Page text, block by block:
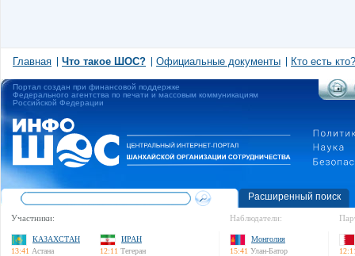
Главная Что такое ШОС? Официальные документы Кто есть кто?
Портал создан при финансовой поддержке
Федерального агентства по печати и массовым коммуникациям
Российской Федерации
Расширенный поиск
Участники:
КАЗАХСТАН
13:41 Астана
ИРАН
12:11 Тегеран
Наблюдатели:
Монголия
15:41 Улан-Батор